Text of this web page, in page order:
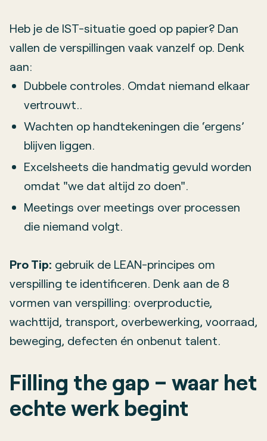
Heb je de IST-situatie goed op papier? Dan
vallen de verspillingen vaak vanzelf op. Denk
aan:
Dubbele controles. Omdat niemand elkaar
vertrouwt..
Wachten op handtekeningen die ‘ergens’
blijven liggen.
Excelsheets die handmatig gevuld worden
omdat "we dat altijd zo doen".
Meetings over meetings over processen
die niemand volgt.
Pro Tip: gebruik de LEAN-principes om
verspilling te identificeren. Denk aan de 8
vormen van verspilling: overproductie,
wachttijd, transport, overbewerking, voorraad,
beweging, defecten én onbenut talent.
Filling the gap – waar het
echte werk begint